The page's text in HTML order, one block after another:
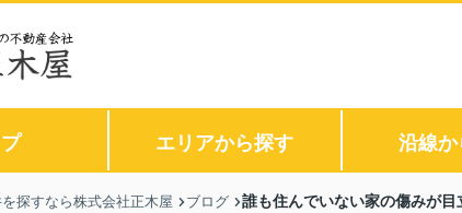
プ エリアから探す 沿線
を探すなら株式会社正木屋 ブログ 誰も住んでいない家の傷みが